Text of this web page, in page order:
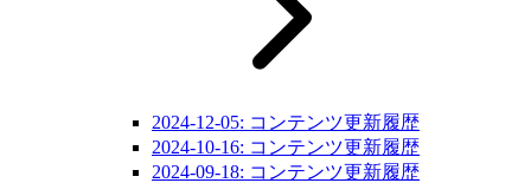
2024-12-05: コンテンツ更新履歴
2024-10-16: コンテンツ更新履歴
2024-09-18: コンテンツ更新履歴